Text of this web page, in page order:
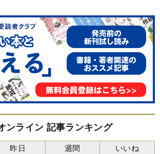
ンライン 記事ランキング
昨日 週間 いいね